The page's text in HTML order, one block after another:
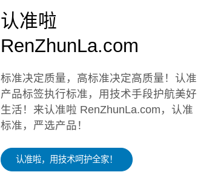
认准啦
RenZhunLa.com
标准决定质量，高标准决定高质量！认准
产品标签执行标准，用技术手段护航美好
生活！来认准啦 RenZhunLa.com，认准
标准，严选产品！
认准啦，用技术呵护全家！